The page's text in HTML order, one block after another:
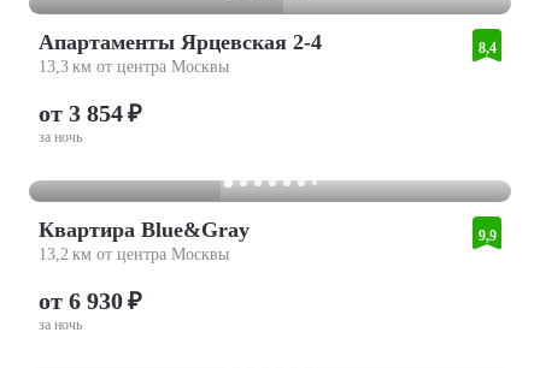
Апартаменты Ярцевская 2-4
13,3 км от центра Москвы
8,4
от 3 854 ₽
за ночь
Квартира Blue&Gray
13,2 км от центра Москвы
9,9
от 6 930 ₽
за ночь